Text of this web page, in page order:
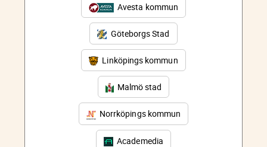
Avesta kommun
Göteborgs Stad
Linköpings kommun
Malmö stad
Norrköpings kommun
Academedia